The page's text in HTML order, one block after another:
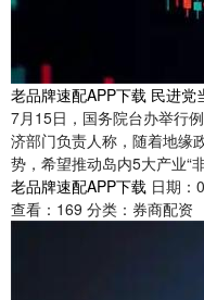
老品牌速配APP下载 民进党
7月15日，国务院台办举行
济部门负责人称，随着地缘
势，希望推动岛内5大产业“
老品牌速配APP下载 日期：
查看： 169 分类： 券商配资